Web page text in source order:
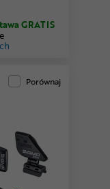
GRATIS
Porównaj